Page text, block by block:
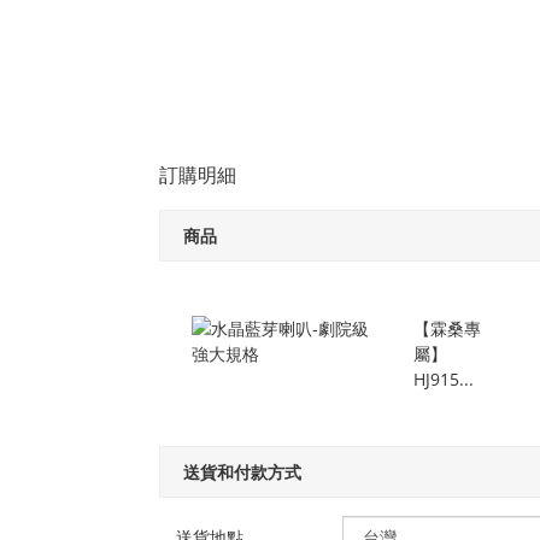
訂購明細
商品
【霖桑專
屬】
HJ915...
送貨和付款方式